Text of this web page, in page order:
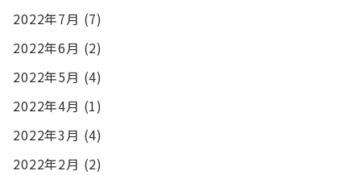
2022年7月 (7)
2022年6月 (2)
2022年5月 (4)
2022年4月 (1)
2022年3月 (4)
2022年2月 (2)